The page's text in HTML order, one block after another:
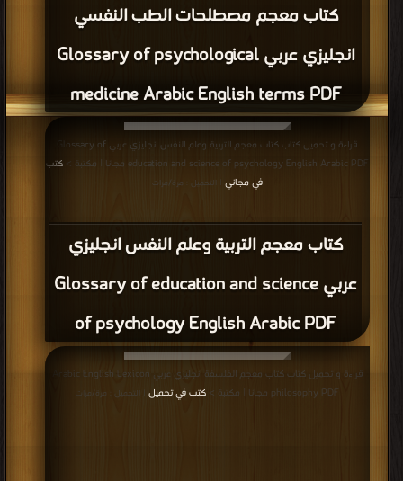
كتاب معجم مصطلحات الطب النفسي
انجليزي عربي Glossary of psychological
medicine Arabic English terms PDF
كتاب معجم التربية وعلم النفس انجليزي
عربي Glossary of education and science
of psychology English Arabic PDF
قراءة و تحميل كتاب كتاب معجم التربية وعلم النفس انجليزي عربي Glossary of
education and science of psychology English Arabic PDF مجانا | مكتبة >
كتب
في مجاني | التحميل : مرة/مرات
قراءة و تحميل كتاب كتاب معجم الفلسفة انجليزي عربي Arabic English Lexicon
philosophy PDF مجانا | مكتبة >
كتب في تحميل | التحميل : مرة/مرات